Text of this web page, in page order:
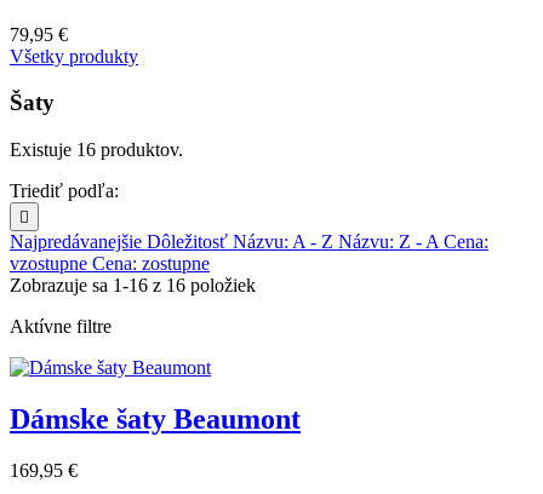
79,95 €
Všetky produkty
Šaty
Existuje 16 produktov.
Triediť podľa:

Najpredávanejšie Dôležitosť Názvu: A - Z Názvu: Z - A Cena:
vzostupne Cena: zostupne
Zobrazuje sa 1-16 z 16 položiek
Aktívne filtre
Dámske šaty Beaumont
169,95 €